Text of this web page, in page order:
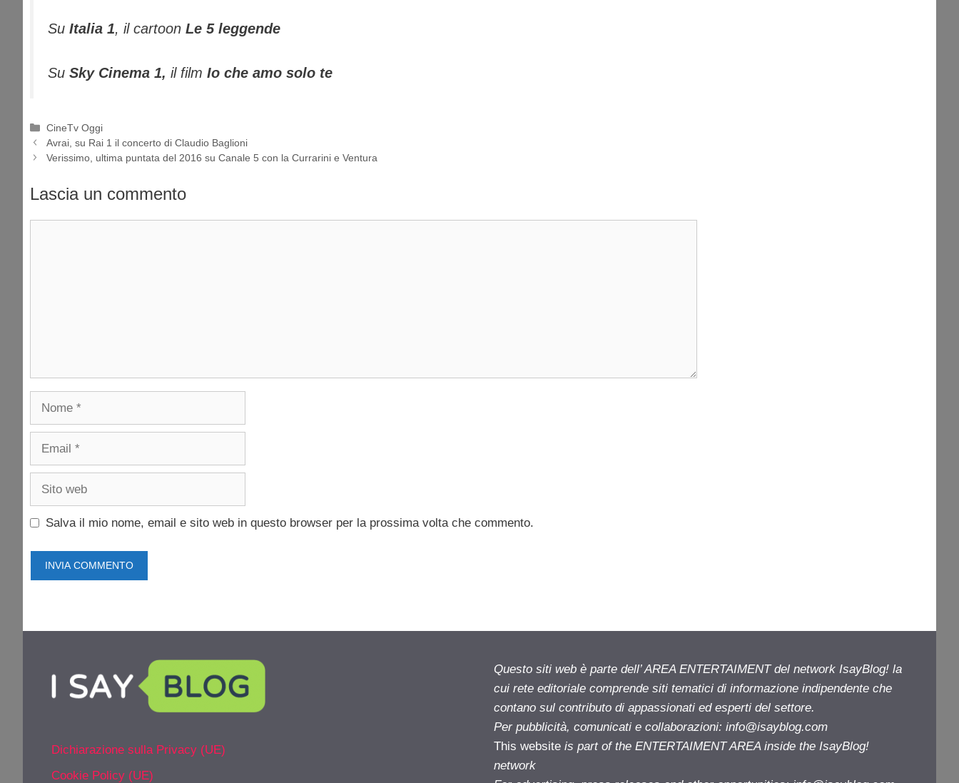
Su Italia 1, il cartoon Le 5 leggende
Su Sky Cinema 1, il film Io che amo solo te
Categorie
CineTv Oggi
Avrai, su Rai 1 il concerto di Claudio Baglioni
Verissimo, ultima puntata del 2016 su Canale 5 con la Currarini e Ventura
Lascia un commento
Salva il mio nome, email e sito web in questo browser per la prossima volta che commento.
Dichiarazione sulla Privacy (UE)
Cookie Policy (UE)
Questo siti web è parte dell’ AREA ENTERTAIMENT del network IsayBlog! la
cui rete editoriale comprende siti tematici di informazione indipendente che
contano sul contributo di appassionati ed esperti del settore.
Per pubblicità, comunicati e collaborazioni: info@isayblog.com
This website is part of the ENTERTAIMENT AREA inside the IsayBlog!
network